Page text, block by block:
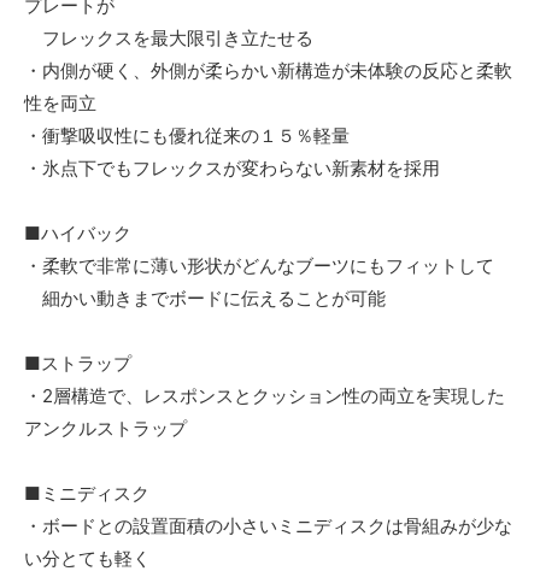
プレートが
フレックスを最大限引き立たせる
・内側が硬く、外側が柔らかい新構造が未体験の反応と柔軟
性を両立
・衝撃吸収性にも優れ従来の１５％軽量
・氷点下でもフレックスが変わらない新素材を採用
■ハイバック
・柔軟で非常に薄い形状がどんなブーツにもフィットして
細かい動きまでボードに伝えることが可能
■ストラップ
・2層構造で、レスポンスとクッション性の両立を実現した
アンクルストラップ
■ミニディスク
・ボードとの設置面積の小さいミニディスクは骨組みが少な
い分とても軽く